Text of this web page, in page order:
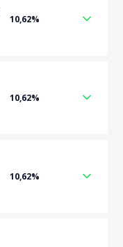
10,62%
10,62%
10,62%